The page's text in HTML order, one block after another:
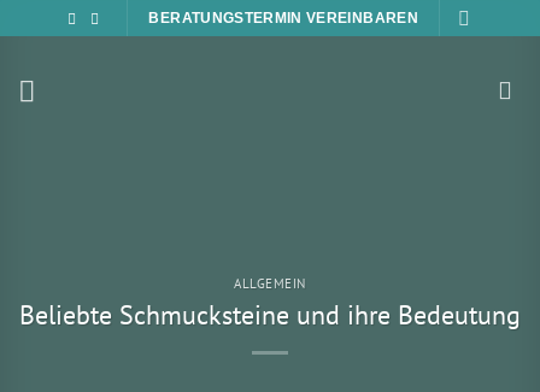
Inhalt
BERATUNGSTERMIN VEREINBAREN
ALLGEMEIN
Beliebte Schmucksteine und ihre Bedeutung